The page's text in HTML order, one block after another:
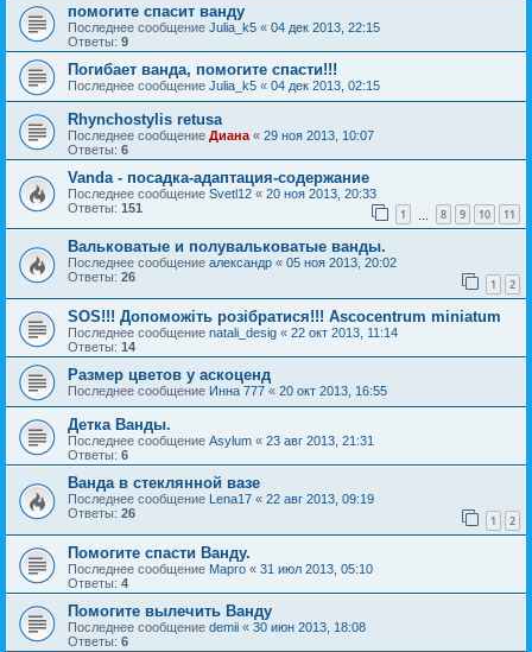
помогите спасит ванду
Последнее сообщение Julia_k5 « 04 дек 2013, 22:15
Ответы: 9
Погибает ванда, помогите спасти!!!
Последнее сообщение Julia_k5 « 04 дек 2013, 02:15
Rhynchostylis retusa
Последнее сообщение Диана « 29 ноя 2013, 10:07
Ответы: 6
Vanda - посадка-адаптация-содержание
Последнее сообщение Svetl12 « 20 ноя 2013, 20:33
Ответы: 151 1 8 9 10 11
Вальковатые и полувальковатые ванды.
Последнее сообщение александр « 05 ноя 2013, 20:02
Ответы: 26 1 2
SOS!!! Допоможіть розібратися!!! Ascocentrum miniatum
Последнее сообщение natali_desig « 22 окт 2013, 11:14
Ответы: 14
Размер цветов у аскоценд
Последнее сообщение Инна 777 « 20 окт 2013, 16:55
Детка Ванды.
Последнее сообщение Asylum « 23 авг 2013, 21:31
Ответы: 6
Ванда в стеклянной вазе
Последнее сообщение Lena17 « 22 авг 2013, 09:19
Ответы: 26 1 2
Помогите спасти Ванду.
Последнее сообщение Марго « 31 июл 2013, 05:10
Ответы: 4
Помогите вылечить Ванду
Последнее сообщение demii « 30 июн 2013, 18:08
Ответы: 6